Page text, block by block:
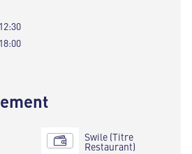
Swile (Titre
Restaurant)